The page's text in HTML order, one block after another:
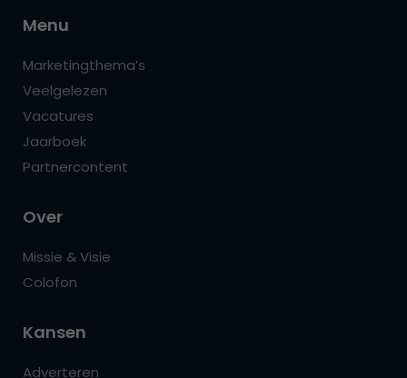
Menu
Marketingthema’s
Veelgelezen
Vacatures
Jaarboek
Partnercontent
Over
Missie & Visie
Colofon
Kansen
Adverteren